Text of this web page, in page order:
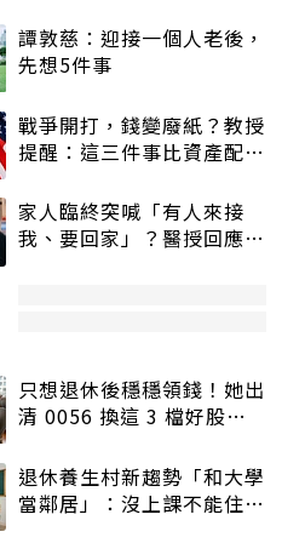
譚敦慈：迎接一個人老後，
先想5件事
戰爭開打，錢變廢紙？教授
提醒：這三件事比資產配置
家人臨終突喊「有人來接
我、要回家」？醫授回應方
只想退休後穩穩領錢！她出
清 0056 換這 3 檔好股：
退休養生村新趨勢「和大學
當鄰居」：沒上課不能住、